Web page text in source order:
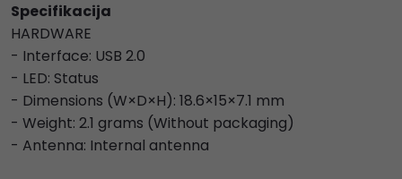
Specifikacija
HARDWARE
- Interface: USB 2.0
- LED: Status
- Dimensions (W×D×H): 18.6×15×7.1 mm
- Weight: 2.1 grams (Without packaging)
- Antenna: Internal antenna